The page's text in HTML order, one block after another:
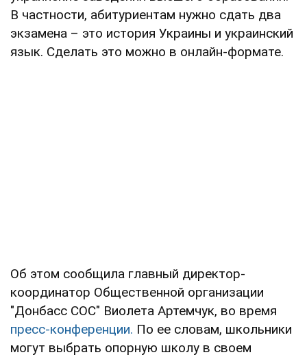
В частности, абитуриентам нужно сдать два
экзамена – это история Украины и украинский
язык. Сделать это можно в онлайн-формате.
Об этом сообщила главный директор-
координатор Общественной организации
"Донбасс СОС" Виолета Артемчук, во время
пресс-конференции. По ее словам, школьники
могут выбрать опорную школу в своем